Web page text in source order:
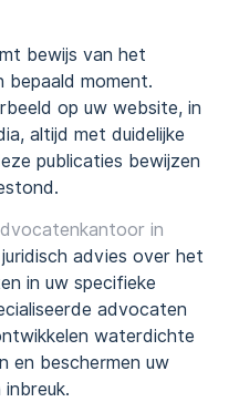
bewijs van het
bepaald moment.
op uw website, in
altijd met duidelijke
publicaties bewijzen
in
advies over het
in uw specifieke
advocaten
waterdichte
en beschermen uw